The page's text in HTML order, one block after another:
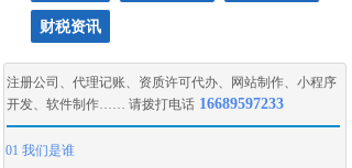
财税资讯
01 我们是谁
注册公司 、 代理记账、 资质许可代办、 网站制作、 小程序
开发、 软件制作…… 请拨打电话 16689597233